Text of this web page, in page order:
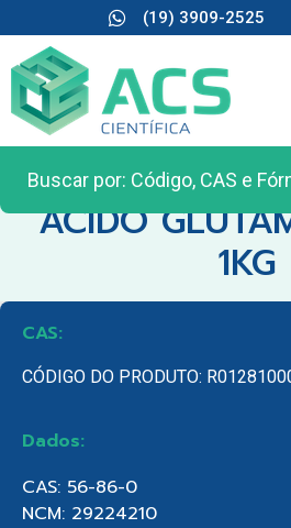
(19) 3909-2525
CATEGORIA:
ACIDO
1KG
CAS:
CÓDIGO DO PRODUTO:
Dados:
CAS: 56-86-0
NCM: 29224210